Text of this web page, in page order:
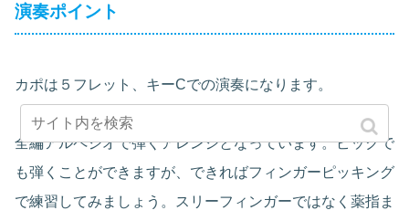
演奏ポイント
カポは５フレット、キーCでの演奏になります。
全編アルペジオで弾くアレンジとなっています。ピックで
も弾くことができますが、できればフィンガーピッキング
で練習してみましょう。スリーフィンガーではなく薬指ま